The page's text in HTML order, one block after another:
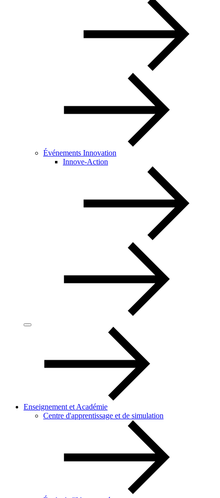
Événements Innovation
Innove-Action
Enseignement et Académie
Centre d'apprentissage et de simulation